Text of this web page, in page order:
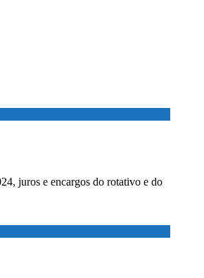
juros e encargos do rotativo e do